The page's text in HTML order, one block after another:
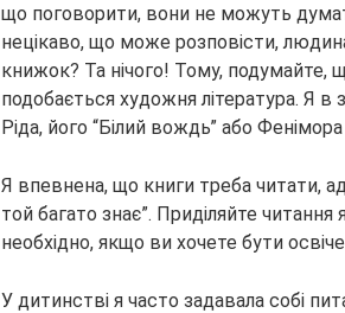
що поговорити, вони не можуть
нецікаво, що може розповісти,
книжок? Та нічого! Тому,
подобається художня література. Я
Ріда, його “Білий вождь” або Фенімора
Я впевнена, що книги треба читати,
той багато знає”. Приділяйте
необхідно, якщо ви хочете бути
У дитинстві я часто задавала собі